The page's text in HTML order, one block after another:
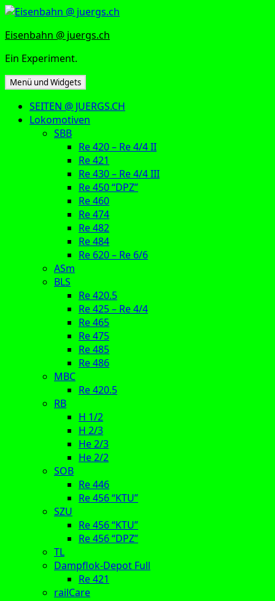
Zum
springen
Eisenbahn @ juergs.ch
Ein Experiment.
Menü und Widgets
SEITEN @ JUERGS.CH
Lokomotiven
SBB
Re 420 – Re 4/4 II
Re 421
Re 430 – Re 4/4 III
Re 450 “DPZ”
Re 460
Re 474
Re 482
Re 484
Re 620 – Re 6/6
ASm
BLS
Re 420.5
Re 425 – Re 4/4
Re 465
Re 475
Re 485
Re 486
MBC
Re 420.5
RB
H 1/2
H 2/3
He 2/3
He 2/2
SOB
Re 446
Re 456 “KTU”
SZU
Re 456 “KTU”
Re 456 “DPZ”
TL
Dampflok-Depot Full
Re 421
railCare